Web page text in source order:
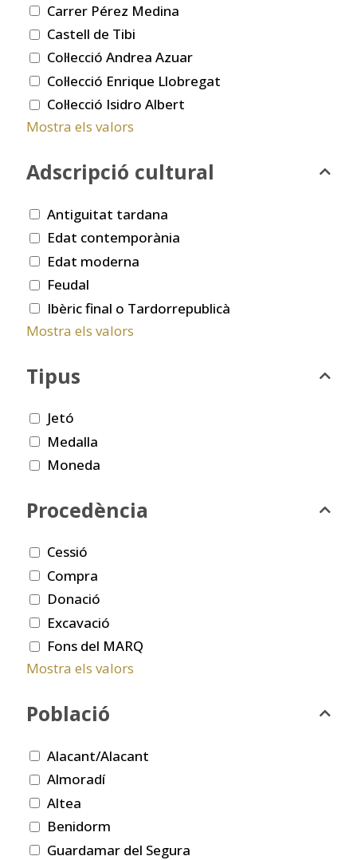
Carrer Pérez Medina
Castell de Tibi
Col·lecció Andrea Azuar
Col·lecció Enrique Llobregat
Col·lecció Isidro Albert
Mostra els valors
Adscripció cultural
Antiguitat tardana
Edat contemporània
Edat moderna
Feudal
Ibèric final o Tardorrepublicà
Mostra els valors
Tipus
Jetó
Medalla
Moneda
Procedència
Cessió
Compra
Donació
Excavació
Fons del MARQ
Mostra els valors
Població
Alacant/Alacant
Almoradí
Altea
Benidorm
Guardamar del Segura